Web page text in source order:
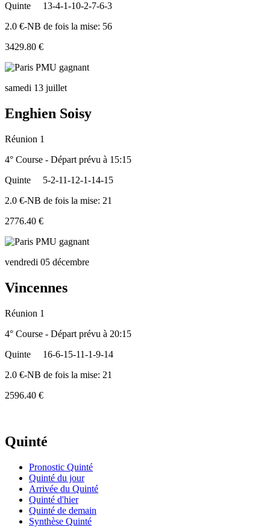
Quinte
13-4-1-10-2-7-6-3
2.0 €-NB de fois la mise: 56
3429.80 €
samedi 13 juillet
Enghien Soisy
Réunion 1
4° Course - Départ prévu à 15:15
Quinte
5-2-11-12-1-14-15
2.0 €-NB de fois la mise: 21
2776.40 €
vendredi 05 décembre
Vincennes
Réunion 1
4° Course - Départ prévu à 20:15
Quinte
16-6-15-11-1-9-14
2.0 €-NB de fois la mise: 21
2596.40 €
Quinté
Pronostic Quinté
Quinté du jour
Arrivée du Quinté
Quinté d'hier
Quinté de demain
Synthèse Quinté